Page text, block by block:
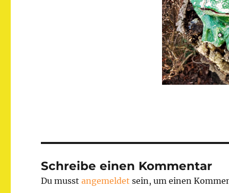
Schreibe einen Kommentar
Du musstangemeldet sein, um einen